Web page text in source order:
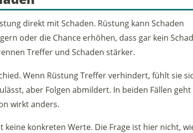
direkt mit Schaden. Rüstung kann Schaden
oder die Chance erhöhen, dass gar kein
Treffer und Schaden stärker.
Wenn Rüstung Treffer verhindert, fühlt sie
aber Folgen abmildert. In beiden Fällen geht
wirkt anders.
keine konkreten Werte. Die Frage ist hier nicht,